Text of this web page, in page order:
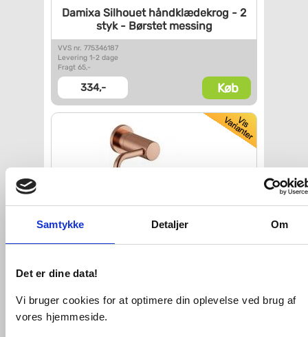
Samtykke Detaljer Om
Det er dine data!
Vi bruger cookies for at optimere din oplevelse ved brug af
vores hjemmeside.
Damixa Silhouet håndklædekrog - 2
styk - Børstet messing
VVS nr. 775346187
Levering 1-2 dage
Fragt 65,-
334,- Køb
VVS nr. 776357197
Levering 1-2 dage
Fragt 65,-